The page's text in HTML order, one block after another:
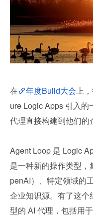
在 年度Build大会上
ure Logic Apps 引入的
代理直接构建到他们的
Agent Loop 是 Logic
是一种新的操作类型
penAI）、特定领域的
企业知识源。有了这
型的 AI 代理，包括用